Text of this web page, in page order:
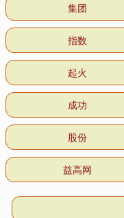
集团
指数
起火
成功
股份
益高网